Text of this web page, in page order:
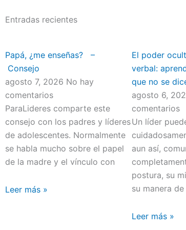
Entradas recientes
Papá, ¿me enseñas? –
Consejo
agosto 7, 2026 No hay
comentarios
ParaLideres comparte este
consejo con los padres y líderes
de adolescentes. Normalmente
se habla mucho sobre el papel
de la madre y el vínculo con
Leer más »
El poder
verbal:
que no se
agosto 6,
comentarios
Un líder
aun así,
postura, su
su manera de
Leer más »